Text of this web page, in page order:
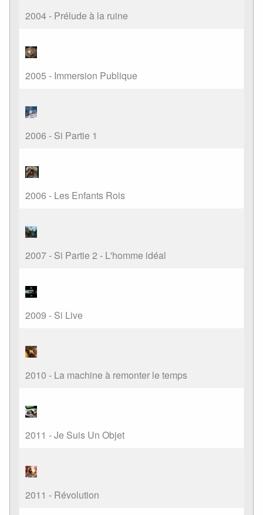
2004 - Prélude à la ruine
2005 - Immersion Publique
2006 - Si Partie 1
2006 - Les Enfants Rois
2007 - Si Partie 2 - L'homme idéal
2009 - Si Live
2010 - La machine à remonter le temps
2011 - Je Suis Un Objet
2011 - Révolution